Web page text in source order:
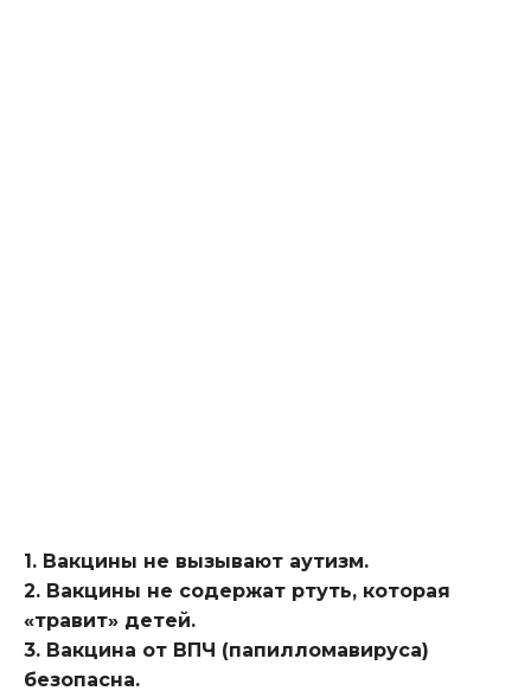
1. Вакцины не вызывают аутизм.
2. Вакцины не содержат ртуть, которая
«травит» детей.
3. Вакцина от ВПЧ (папилломавируса)
безопасна.